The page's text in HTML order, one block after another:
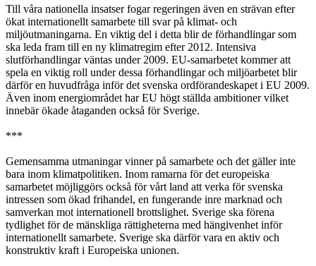
Till våra nationella insatser fogar regeringen även en strävan efter
ökat internationellt samarbete till svar på klimat- och
miljöutmaningarna. En viktig del i detta blir de förhandlingar som
ska leda fram till en ny klimatregim efter 2012. Intensiva
slutförhandlingar väntas under 2009. EU-samarbetet kommer att
spela en viktig roll under dessa förhandlingar och miljöarbetet blir
därför en huvudfråga inför det svenska ordförandeskapet i EU 2009.
Även inom energiområdet har EU högt ställda ambitioner vilket
innebär ökade åtaganden också för Sverige.
***
Gemensamma utmaningar vinner på samarbete och det gäller inte
bara inom klimatpolitiken. Inom ramarna för det europeiska
samarbetet möjliggörs också för vårt land att verka för svenska
intressen som ökad frihandel, en fungerande inre marknad och
samverkan mot internationell brottslighet. Sverige ska förena
tydlighet för de mänskliga rättigheterna med hängivenhet inför
internationellt samarbete. Sverige ska därför vara en aktiv och
konstruktiv kraft i Europeiska unionen.